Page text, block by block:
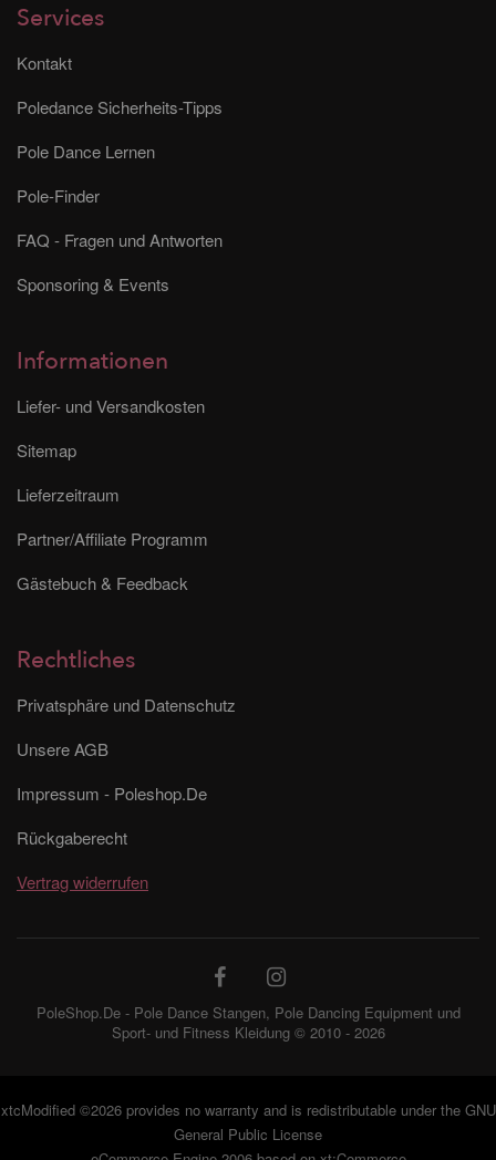
Services
Kontakt
Poledance Sicherheits-Tipps
Pole Dance Lernen
Pole-Finder
FAQ - Fragen und Antworten
Sponsoring & Events
Informationen
Liefer- und Versandkosten
Sitemap
Lieferzeitraum
Partner/Affiliate Programm
Gästebuch & Feedback
Rechtliches
Privatsphäre und Datenschutz
Unsere AGB
Impressum - Poleshop.De
Rückgaberecht
Vertrag widerrufen
PoleShop.De - Pole Dance Stangen, Pole Dancing Equipment und
Sport- und Fitness Kleidung © 2010 - 2026
xtcModified©2026 provides no warranty and is redistributable under the GNU
General Public License